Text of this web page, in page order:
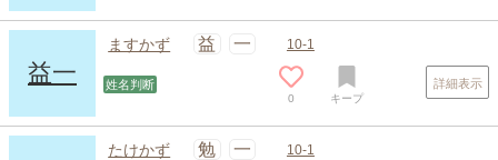
益一
ますかず 益 一 10-1
姓名判断
0 キープ
詳細表示
たけかず 勉 一 10-1